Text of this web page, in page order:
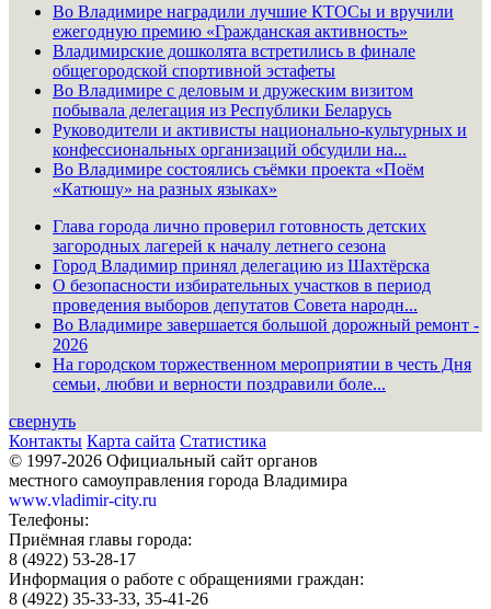
Во Владимире наградили лучшие КТОСы и вручили
ежегодную премию «Гражданская активность»
Владимирские дошколята встретились в финале
общегородской спортивной эстафеты
Во Владимире с деловым и дружеским визитом
побывала делегация из Республики Беларусь
Руководители и активисты национально-культурных и
конфессиональных организаций обсудили на...
Во Владимире состоялись съёмки проекта «Поём
«Катюшу» на разных языках»
Глава города лично проверил готовность детских
загородных лагерей к началу летнего сезона
Город Владимир принял делегацию из Шахтёрска
О безопасности избирательных участков в период
проведения выборов депутатов Совета народн...
Во Владимире завершается большой дорожный ремонт -
2026
На городском торжественном мероприятии в честь Дня
семьи, любви и верности поздравили боле...
свернуть
Контакты Карта сайта Статистика
© 1997-2026 Официальный сайт органов
местного самоуправления города Владимира
www.vladimir-city.ru
Телефоны:
Приёмная главы города:
8 (4922) 53-28-17
Информация о работе с обращениями граждан:
8 (4922) 35-33-33, 35-41-26